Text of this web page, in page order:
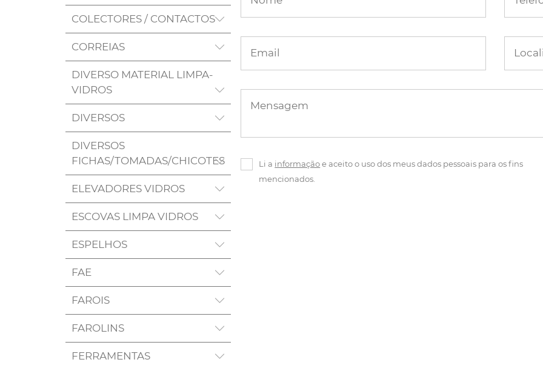
COLECTORES / CONTACTOS
CORREIAS
DIVERSO MATERIAL LIMPA-
VIDROS
DIVERSOS
DIVERSOS
FICHAS/TOMADAS/CHICOTES
ELEVADORES VIDROS
ESCOVAS LIMPA VIDROS
ESPELHOS
FAE
FAROIS
FAROLINS
FERRAMENTAS
Email
Mensagem
Li a informaçãoe aceito o uso dos meus dados pessoais para os fins
mencionados.